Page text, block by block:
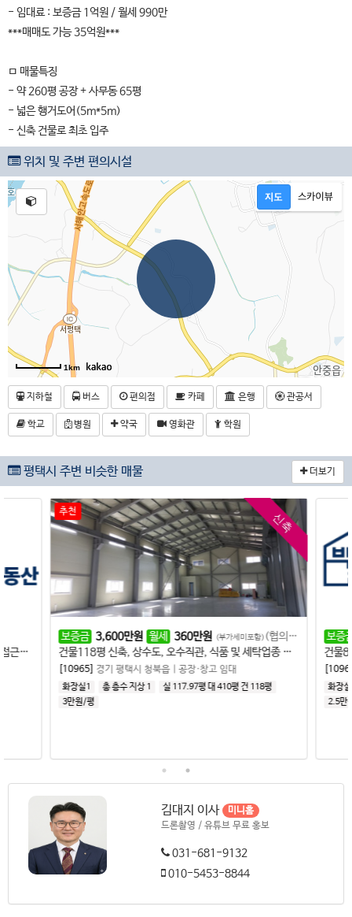
- 임대료 : 보증금 1억원 / 월세 990만
***매매도 가능 35억원***
ㅁ 매물특징
- 약 260평 공장 + 사무동 65평
- 넓은 행거도어(5m*5m)
- 신축 건물로 최초 입주
위치 및 주변 편의시설
1km
지하철 버스 편의점 카페 은행 관공서
학교 병원 약국 영화관 학원
더보기
평택시 주변 비슷한 매물
건물80평 준신축 소형 창고, 넓은 마당, 주요 도로 접근성 좋음, 단독 마당
신축
추천
보증금 3,600만원 월세 360만원 (부가세미포함)(협의가능)
건물118평 신축, 상수도, 오수직관, 식품 및 세탁업종 추천
[10965] 경기 평택시 청북읍| 공장·창고 임대
화장실1 총 층수 지상 1 실 117.97평대 410평건 118평
3만원/평
보증금
화장실
2.5만
김대지 이사 미니홈
드론촬영 / 유튜브 무료 홍보
031-681-9132
010-5453-8844